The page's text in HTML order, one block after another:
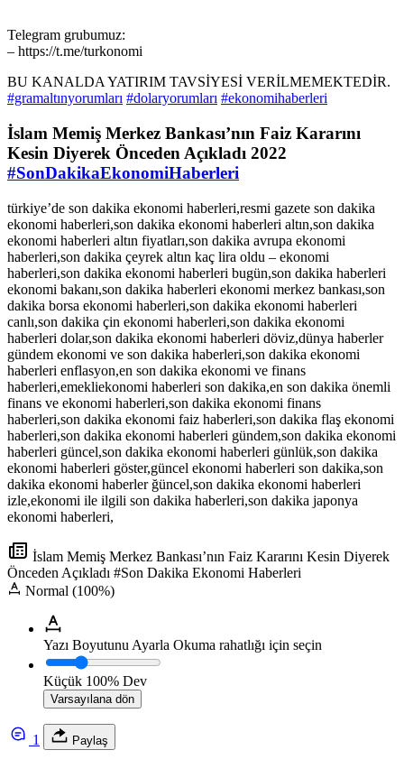
Telegram grubumuz:
– https://t.me/turkonomi
BU KANALDA YATIRIM TAVSİYESİ VERİLMEMEKTEDİR.
#gramaltınyorumları #dolaryorumları #ekonomihaberleri
İslam Memiş Merkez Bankası’nın Faiz Kararını
Kesin Diyerek Önceden Açıkladı 2022
#SonDakikaEkonomiHaberleri
türkiye’de son dakika ekonomi haberleri,resmi gazete son dakika
ekonomi haberleri,son dakika ekonomi haberleri altın,son dakika
ekonomi haberleri altın fiyatları,son dakika avrupa ekonomi
haberleri,son dakika çeyrek altın kaç lira oldu – ekonomi
haberleri,son dakika ekonomi haberleri bugün,son dakika haberleri
ekonomi bakanı,son dakika haberleri ekonomi merkez bankası,son
dakika borsa ekonomi haberleri,son dakika ekonomi haberleri
canlı,son dakika çin ekonomi haberleri,son dakika ekonomi
haberleri dolar,son dakika ekonomi haberleri döviz,dünya haberler
gündem ekonomi ve son dakika haberleri,son dakika ekonomi
haberleri enflasyon,en son dakika ekonomi ve finans
haberleri,emekliekonomi haberleri son dakika,en son dakika önemli
finans ve ekonomi haberleri,son dakika ekonomi finans
haberleri,son dakika ekonomi faiz haberleri,son dakika flaş ekonomi
haberleri,son dakika ekonomi haberleri gündem,son dakika ekonomi
haberleri güncel,son dakika ekonomi haberleri günlük,son dakika
ekonomi haberleri göster,güncel ekonomi haberleri son dakika,son
dakika ekonomi haberler ğüncel,son dakika ekonomi haberleri
izle,ekonomi ile ilgili son dakika haberleri,son dakika japonya
ekonomi haberleri,
İslam Memiş Merkez Bankası’nın Faiz Kararını Kesin Diyerek
Önceden Açıkladı #Son Dakika Ekonomi Haberleri
Normal (100%)
Yazı Boyutunu Ayarla Okuma rahatlığı için seçin
Küçük 100% Dev
Varsayılana dön
1 Paylaş